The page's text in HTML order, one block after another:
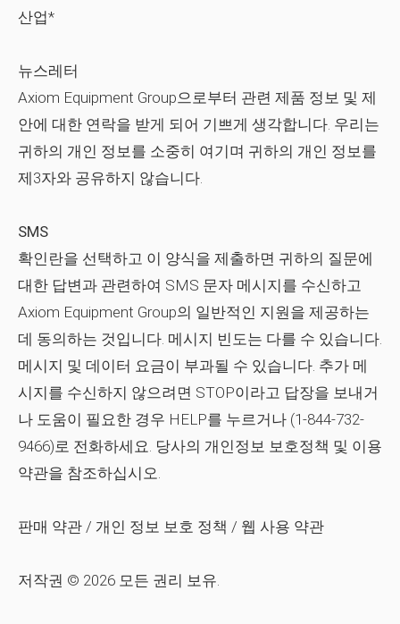
산업*
뉴스레터
Axiom Equipment Group으로부터 관련 제품 정보 및 제
안에 대한 연락을 받게 되어 기쁘게 생각합니다. 우리는
귀하의 개인 정보를 소중히 여기며 귀하의 개인 정보를
제3자와 공유하지 않습니다.
SMS
확인란을 선택하고 이 양식을 제출하면 귀하의 질문에
대한 답변과 관련하여 SMS 문자 메시지를 수신하고
Axiom Equipment Group의 일반적인 지원을 제공하는
데 동의하는 것입니다. 메시지 빈도는 다를 수 있습니다.
메시지 및 데이터 요금이 부과될 수 있습니다. 추가 메
시지를 수신하지 않으려면 STOP이라고 답장을 보내거
나 도움이 필요한 경우 HELP를 누르거나 (1-844-732-
9466)로 전화하세요. 당사의 개인정보 보호정책 및 이용
약관을 참조하십시오.
판매 약관 / 개인 정보 보호 정책 / 웹 사용 약관
저작권 © 2026 모든 권리 보유.